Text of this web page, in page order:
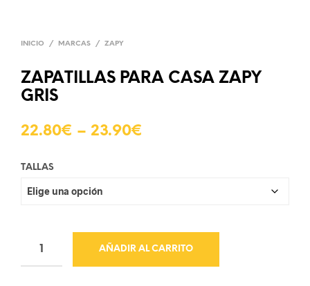
INICIO / MARCAS / ZAPY
ZAPATILLAS PARA CASA ZAPY
GRIS
22.80€ – 23.90€
TALLAS
AÑADIR AL CARRITO